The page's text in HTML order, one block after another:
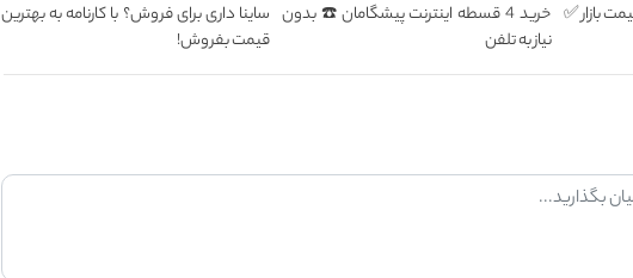
بازار ✅
خرید 4 قسطه اینترنت پیشگامان ☎️ بدون
نیاز به تلفن
ساینا داری برای فروش؟ با کارنامه به بهترین
قیمت بفروش!